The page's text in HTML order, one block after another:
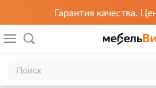
Гарантия качества.